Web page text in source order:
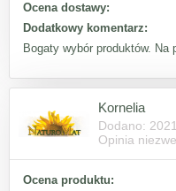
Ocena dostawy:
Dodatkowy komentarz:
Bogaty wybór produktów. Na
Kornelia
Dodano:
Opinia
Ocena produktu: